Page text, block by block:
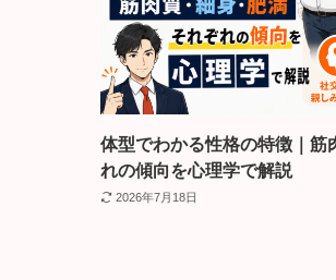
体型でわかる性格の特徴｜筋
れの傾向を心理学で解説
2026年7月18日